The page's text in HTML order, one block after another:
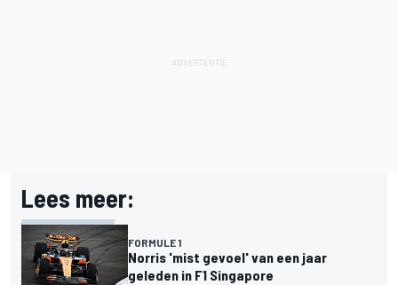
Lees meer:
FORMULE 1
Norris 'mist gevoel' van een jaar
geleden in F1 Singapore